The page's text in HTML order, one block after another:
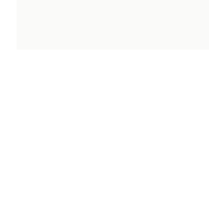
пользовались